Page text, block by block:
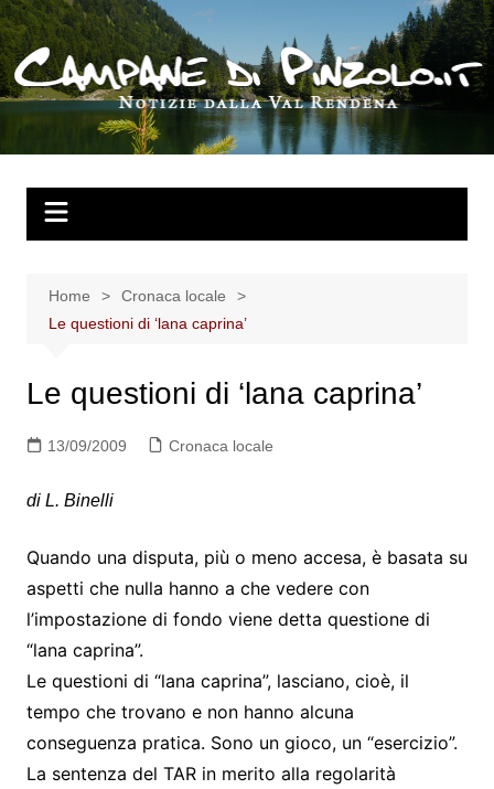
Salta
al
contenuto
Home
Cronaca locale
Le questioni di ‘lana caprina’
Le questioni di ‘lana caprina’
13/09/2009 Cronaca locale
di L. Binelli
Quando una disputa, più o meno accesa, è basata su
aspetti che nulla hanno a che vedere con
l’impostazione di fondo viene detta questione di
“lana caprina”.
Le questioni di “lana caprina”, lasciano, cioè, il
tempo che trovano e non hanno alcuna
conseguenza pratica. Sono un gioco, un “esercizio”.
La sentenza del TAR in merito alla regolarità